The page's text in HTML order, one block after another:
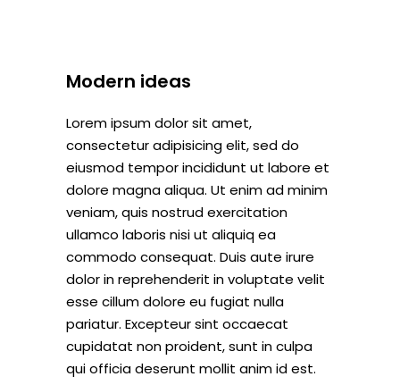
Modern ideas
Lorem ipsum dolor sit amet,
consectetur adipisicing elit, sed do
eiusmod tempor incididunt ut labore et
dolore magna aliqua. Ut enim ad minim
veniam, quis nostrud exercitation
ullamco laboris nisi ut aliquiq ea
commodo consequat. Duis aute irure
dolor in reprehenderit in voluptate velit
esse cillum dolore eu fugiat nulla
pariatur. Excepteur sint occaecat
cupidatat non proident, sunt in culpa
qui officia deserunt mollit anim id est.